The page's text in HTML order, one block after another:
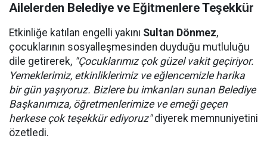
Ailelerden Belediye ve Eğitmenlere Teşekkür
Etkinliğe katılan engelli yakını Sultan Dönmez,
çocuklarının sosyalleşmesinden duyduğu mutluluğu
dile getirerek, "Çocuklarımız çok güzel vakit geçiriyor.
Yemeklerimiz, etkinliklerimiz ve eğlencemizle harika
bir gün yaşıyoruz. Bizlere bu imkanları sunan Belediye
Başkanımıza, öğretmenlerimize ve emeği geçen
herkese çok teşekkür ediyoruz"diyerek memnuniyetini
özetledi.